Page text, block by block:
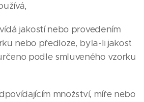
jakostí nebo provedením
nebo předloze, byla-li jakost
podle smluveného vzorku
množství, míře nebo